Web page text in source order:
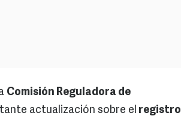
Comisión Reguladora de
actualización sobre el registro